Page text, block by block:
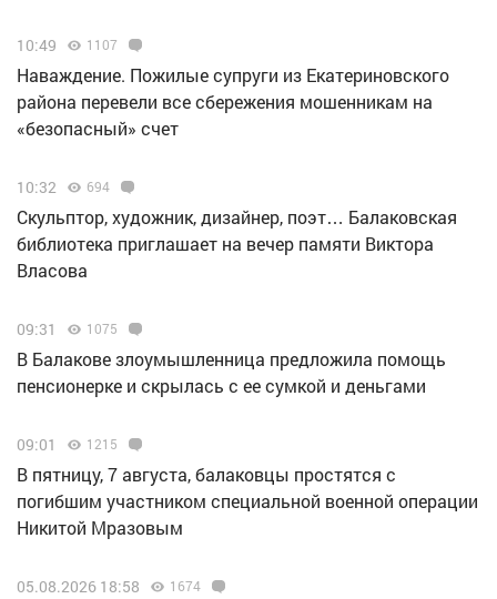
10:49 1107
Наваждение. Пожилые супруги из Екатериновского
района перевели все сбережения мошенникам на
«безопасный» счет
10:32 694
Скульптор, художник, дизайнер, поэт… Балаковская
библиотека приглашает на вечер памяти Виктора
Власова
09:31 1075
В Балакове злоумышленница предложила помощь
пенсионерке и скрылась с ее сумкой и деньгами
09:01 1215
В пятницу, 7 августа, балаковцы простятся с
погибшим участником специальной военной операции
Никитой Мразовым
05.08.2026 18:58 1674